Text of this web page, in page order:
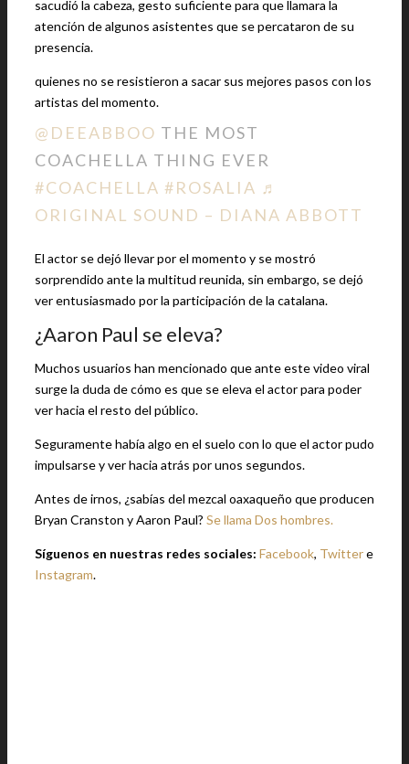
sacudió la cabeza, gesto suficiente para que llamara la
atención de algunos asistentes que se percataron de su
presencia.
quienes no se resistieron a sacar sus mejores pasos con los
artistas del momento.
@DEEABBOO THE MOST
COACHELLA THING EVER
#COACHELLA #ROSALIA ♬
ORIGINAL SOUND – DIANA ABBOTT
El actor se dejó llevar por el momento y se mostró
sorprendido ante la multitud reunida, sin embargo, se dejó
ver entusiasmado por la participación de la catalana.
¿Aaron Paul se eleva?
Muchos usuarios han mencionado que ante este video viral
surge la duda de cómo es que se eleva el actor para poder
ver hacia el resto del público.
Seguramente había algo en el suelo con lo que el actor pudo
impulsarse y ver hacia atrás por unos segundos.
Antes de irnos, ¿sabías del mezcal oaxaqueño que producen
Bryan Cranston y Aaron Paul? Se llama Dos hombres.
Síguenos en nuestras redes sociales: Facebook, Twittere
Instagram.